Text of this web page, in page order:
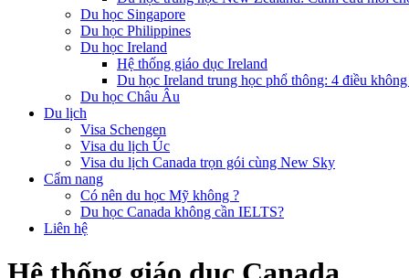
Du học Singapore
Du học Philippines
Du học Ireland
Hệ thống giáo dục Ireland
Du học Ireland trung học phổ thông: 4 điều không
Du học Châu Âu
Du lịch
Visa Schengen
Visa du lịch Úc
Visa du lịch Canada trọn gói cùng New Sky
Cẩm nang
Có nên du học Mỹ không ?
Du học Canada không cần IELTS?
Liên hệ